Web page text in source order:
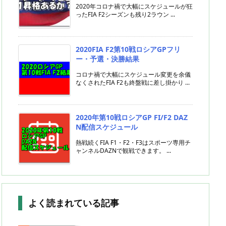
2020年コロナ禍で大幅にスケジュールが狂
ったFIA F2シーズンも残り2ラウン ...
2020FIA F2第10戦ロシアGPフリ
ー・予選・決勝結果
コロナ禍で大幅にスケジュール変更を余儀
なくされたFIA F2も終盤戦に差し掛かり ...
2020年第10戦ロシアGP FI/F2 DAZ
N配信スケジュール
熱戦続くFIA F1・F2・F3はスポーツ専用チ
ャンネルDAZNで観戦できます。 ...
よく読まれている記事